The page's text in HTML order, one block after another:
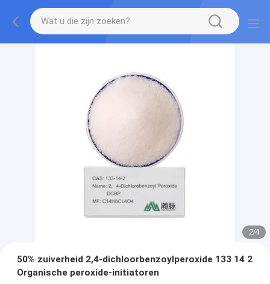
3/4
50% zuiverheid 2,4-dichloorbenzoylperoxide 133 14 2
Organische peroxide-initiatoren